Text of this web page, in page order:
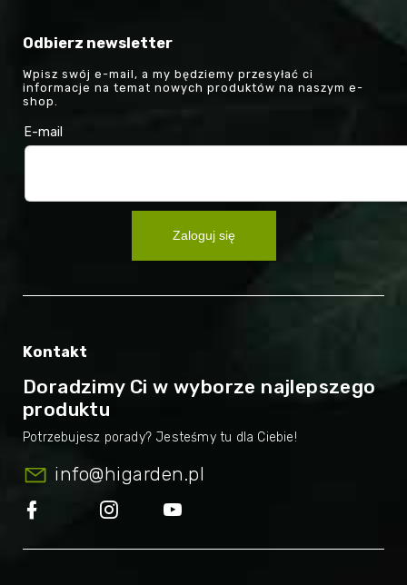
Odbierz newsletter
Wpisz swój e-mail, a my będziemy przesyłać ci
informacje na temat nowych produktów na naszym e-
shop.
E-mail
Zaloguj się
Kontakt
Doradzimy Ci w wyborze najlepszego
produktu
info@higarden.pl